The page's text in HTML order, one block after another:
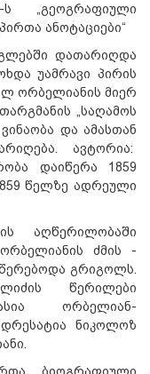
ს „გეოგრაფიული
ანოტაციები“
დათარიღდა
უამრავი პირის
ორბელიანის მიერ
„საღამოს
და ამასთან
ავტორია:
დაიწერა 1859
წელზე ადრეული
აღწერილობაში
ძმის -
გრიგოლს.
წერილები
ორბელიან-
ნიკოლოზ